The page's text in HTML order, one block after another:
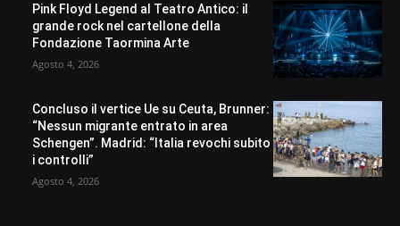
Pink Floyd Legend al Teatro Antico: il
grande rock nel cartellone della
Fondazione Taormina Arte
Agosto 4, 2026
Concluso il vertice Ue su Ceuta, Brunner:
“Nessun migrante entrato in area
Schengen”. Madrid: “Italia revochi subito
i controlli”
Agosto 4, 2026